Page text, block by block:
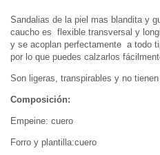
Sandalias de la piel mas blandita y
caucho es flexible transversal y
y se acoplan perfectamente a todo
por lo que puedes calzarlos
Son ligeras, transpirables y no
Composición:
Empeine: cuero
Forro y plantilla:cuero